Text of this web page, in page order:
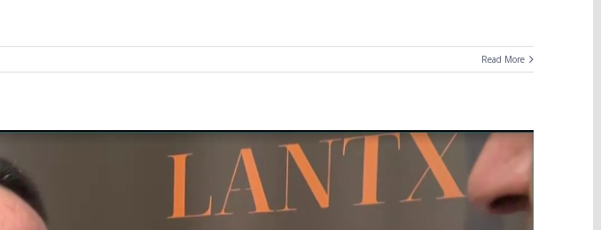
Read More